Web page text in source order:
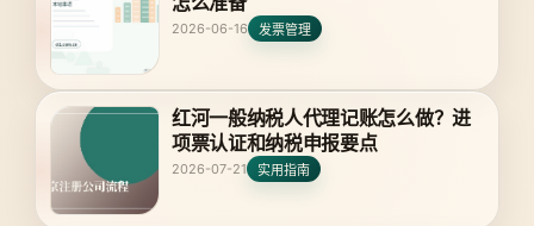
2026-06-16 发票管理
红河一般纳税人代理记账怎么做？进
项票认证和纳税申报要点
2026-07-21 实用指南